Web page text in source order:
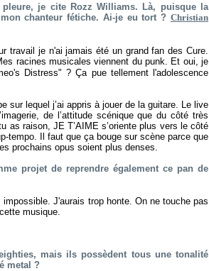
je cite Rozz Williams. Là, puisque la
chanteur fétiche. Ai-je eu tort ? Christian
travail je n'ai jamais été un grand fan des Cure.
racines musicales viennent du punk. Et oui, je
Distress" ? Ça pue tellement l'adolescence
sur lequel j’ai appris à jouer de la guitare. Le live
de l’attitude scénique que du côté très
as raison, JE T’AIME s’oriente plus vers le côté
tempo. Il faut que ça bouge sur scène parce que
prochains opus soient plus denses.
projet de reprendre également ce pan de
J'aurais trop honte. On ne touche pas
musique.
mais ils possèdent tous une tonalité
metal ?